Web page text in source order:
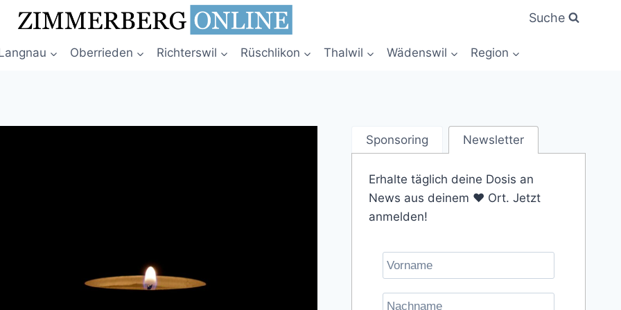
Suche
Oberrieden Richterswil Rüschlikon Thalwil Wädenswil Region
Sponsoring Newsletter
Erhalte täglich deine Dosis an
News aus deinem ❤️ Ort. Jetzt
anmelden!